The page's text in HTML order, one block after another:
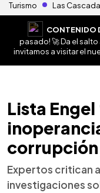
Turismo Las
CONTENIDO
pasado! 🚀 Da el
invitamos a visitar el
Lista
Expertos critican
investigaciones